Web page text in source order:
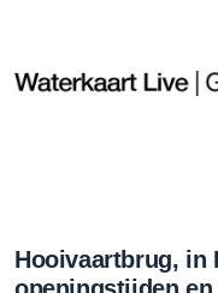
Hooivaartbrug, in